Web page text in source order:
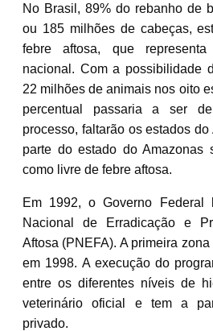
No Brasil, 89% do rebanho de
ou 185 milhões de cabeças,
febre aftosa, que
nacional. Com a possibilidade
22 milhões de animais nos oito
percentual passaria a ser
processo, faltarão os estados
parte do estado do Amazonas
como livre de febre aftosa.
Em 1992, o Governo Federal
Nacional de Erradicação e
Aftosa (PNEFA). A primeira
em 1998. A execução do
entre os diferentes níveis de
veterinário oficial e tem a
privado.